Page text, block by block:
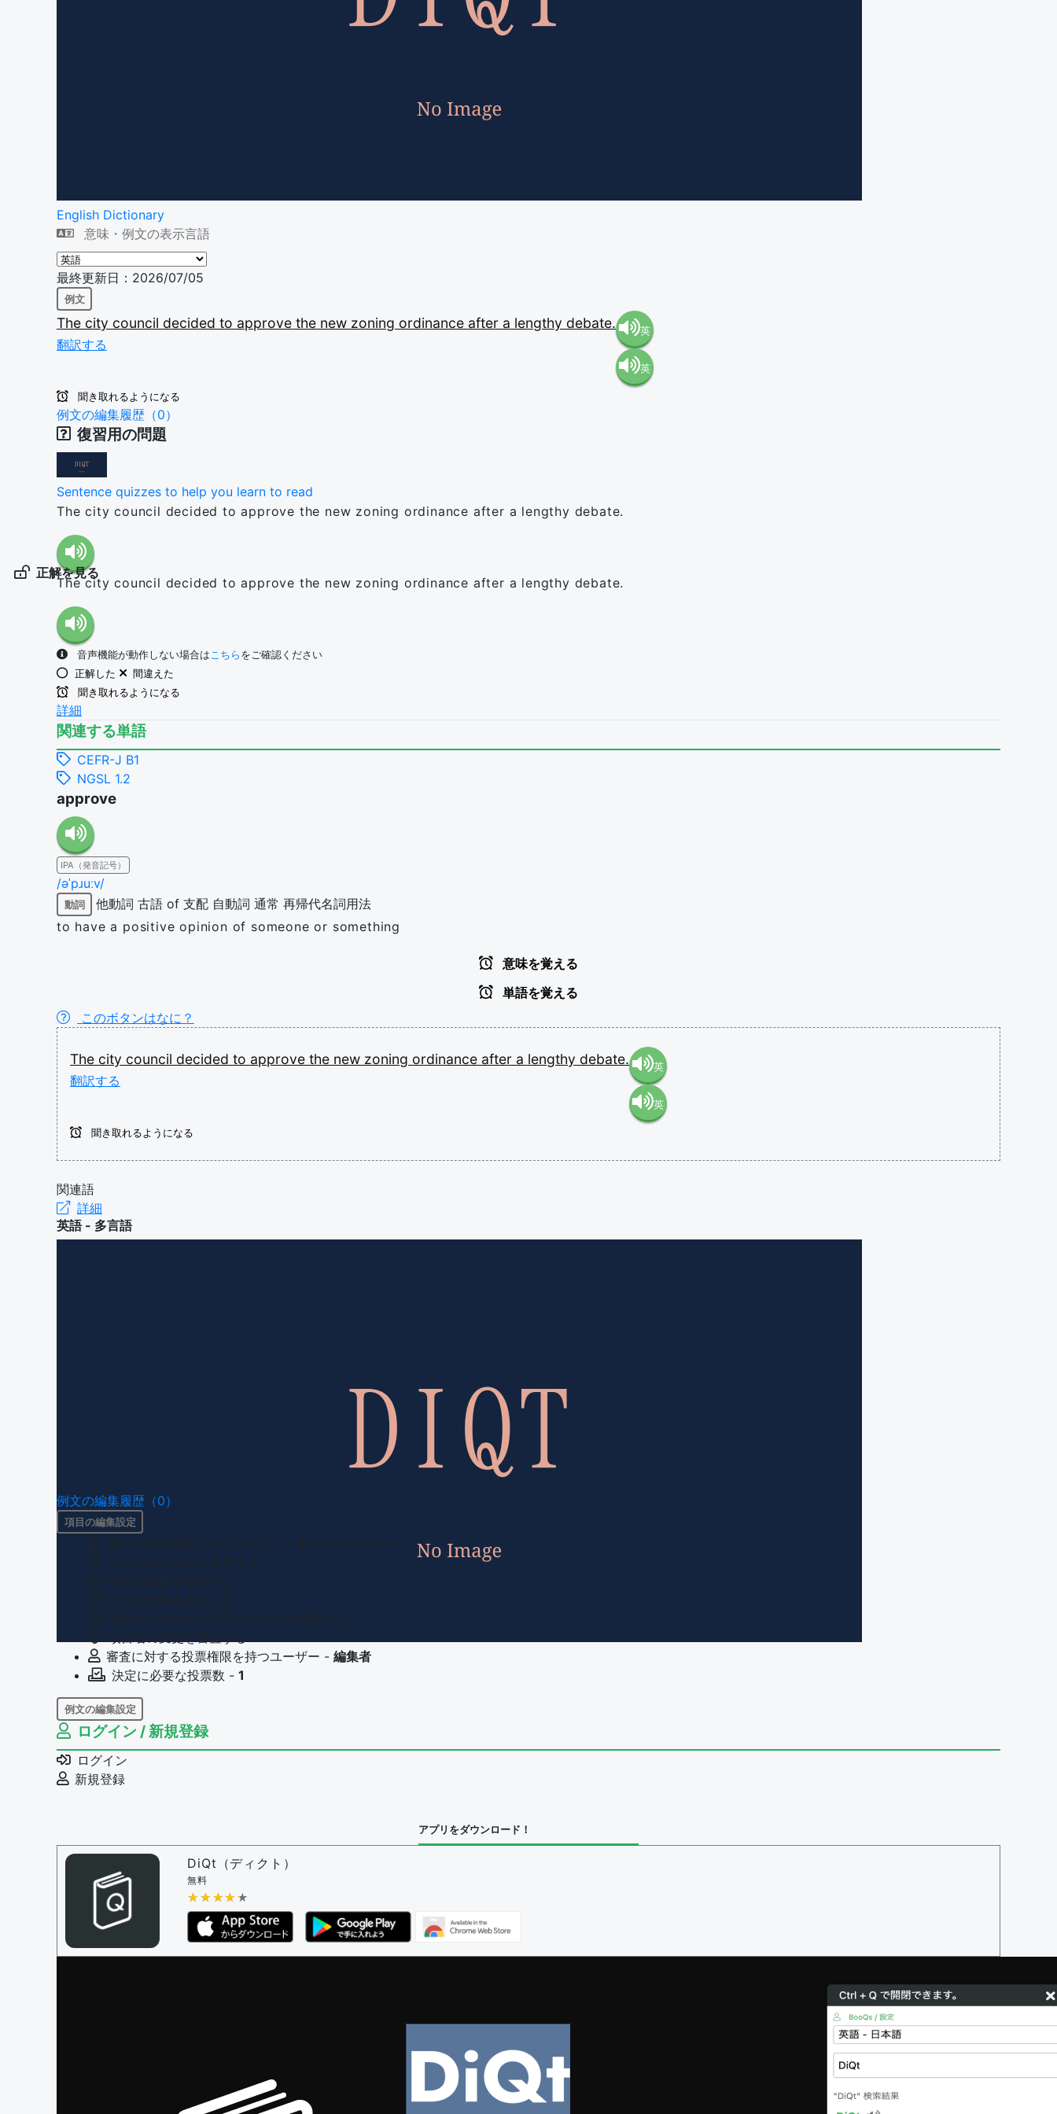
English Dictionary
意味・例文の表示言語
最終更新日：2026/07/05
例文
The city council decided to approve the new zoning ordinance after a lengthy debate.
翻訳する
英
語（米
英
聞き取れるようになる
例文の編集履歴（0）
復習用の問題
Sentence quizzes to help you learn to read
The city council decided to approve the new zoning ordinance after a lengthy debate.
正解を見る
The city council decided to approve the new zoning ordinance after a lengthy debate.
音声機能が動作しない場合はこちら をご確認ください
正解した
間違えた
聞き取れるようになる
詳細
関連する単語
CEFR-J B1
NGSL 1.2
approve
IPA（発音記号）
/əˈpɹuːv/
動詞 他動詞 古語 of 支配 自動詞 通常 再帰代名詞用法
to have a positive opinion of someone or something
意味を覚える
単語を覚える
このボタンはなに？
The city council decided to approve the new zoning ordinance after a lengthy debate.
翻訳する
英
語（米
英
聞き取れるようになる
関連語
詳細
英語 - 多言語
例文の編集履歴（0）
項目の編集設定
審査に対する投票権限を持つユーザー - 編集者
決定に必要な投票数 - 1
例文の編集設定
例文の編集権限を持つユーザー -
例文の削除を審査する
審査に対する投票権限を持つユーザー -
決定に必要な投票数 -
問題の編集権限を持つユーザー -すべてのユーザー
審査に対する投票権限を持つユーザー -
決定に必要な投票数 -
編集ガイドライン
ログイン / 新規登録
ログイン
新規登録
アプリをダウンロード！
DiQt（ディクト）
無料
★★★★★
★★★★★